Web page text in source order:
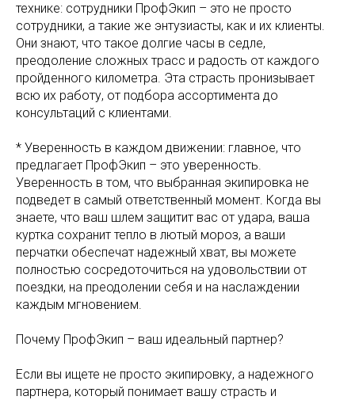
технике: сотрудники ПрофЭкип – это не просто
сотрудники, а такие же энтузиасты, как и их клиенты.
Они знают, что такое долгие часы в седле,
преодоление сложных трасс и радость от каждого
пройденного километра. Эта страсть пронизывает
всю их работу, от подбора ассортимента до
консультаций с клиентами.
* Уверенность в каждом движении: главное, что
предлагает ПрофЭкип – это уверенность.
Уверенность в том, что выбранная экипировка не
подведет в самый ответственный момент. Когда вы
знаете, что ваш шлем защитит вас от удара, ваша
куртка сохранит тепло в лютый мороз, а ваши
перчатки обеспечат надежный хват, вы можете
полностью сосредоточиться на удовольствии от
поездки, на преодолении себя и на наслаждении
каждым мгновением.
Почему ПрофЭкип – ваш идеальный партнер?
Если вы ищете не просто экипировку, а надежного
партнера, который понимает вашу страсть и